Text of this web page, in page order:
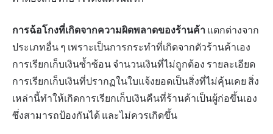
การฉ้อโกงที่เกิดจากความผิดพลาดของร้านค้า แตกต่างจาก
ประเภทอื่น ๆ เพราะเป็นการกระทำที่เกิดจากตัวร้านค้าเอง
การเรียกเก็บเงินซ้ำซ้อน จำนวนเงินที่ไม่ถูกต้อง รายละเอียด
การเรียกเก็บเงินที่ปรากฏในใบแจ้งยอดเป็นสิ่งที่ไม่คุ้นเคย สิ่ง
เหล่านี้ทำให้เกิดการเรียกเก็บเงินคืนที่ร้านค้าเป็นผู้ก่อขึ้นเอง
ซึ่งสามารถป้องกันได้ และไม่ควรเกิดขึ้น